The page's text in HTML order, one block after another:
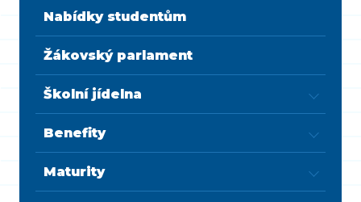
Nabídky studentům
Žákovský parlament
Školní jídelna
Benefity
Maturity